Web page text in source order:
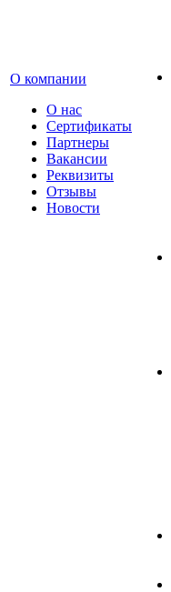
О компании
О нас
Сертификаты
Партнеры
Вакансии
Реквизиты
Отзывы
Новости